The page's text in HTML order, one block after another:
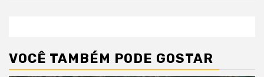
VOCÊ TAMBÉM PODE GOSTAR